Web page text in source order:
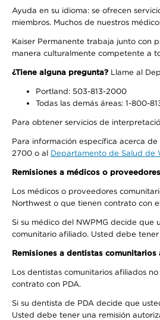
Ayuda en su idioma: se ofrecen
miembros. Muchos de nuestros
Kaiser Permanente trabaja junto con
manera culturalmente competente a
¿Tiene alguna pregunta? Llame al
Portland: 503-813-2000
Todas las demás áreas: 1-800-
Para obtener servicios de
Para información específica acerca
2700 o al Departamento de Salud de
Remisiones a médicos o
Los médicos o proveedores
Northwest o que tienen contrato con
Si su médico del NWPMG decide
comunitario afiliado. Usted debe
Remisiones a dentistas
Los dentistas comunitarios afiliados
contrato con PDA.
Si su dentista de PDA decide que
Usted debe tener una remisión